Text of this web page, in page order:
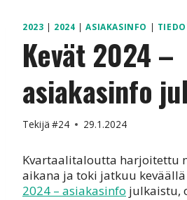
2023 | 2024 |ASIAKASINFO |
Kevät 2024 –
asiakasinfo
Tekijä #24 29.1.2024
Kvartaalitaloutta harjoitettu
aikana ja toki jatkuu keväällä
2024 – asiakasinfo julkaistu,